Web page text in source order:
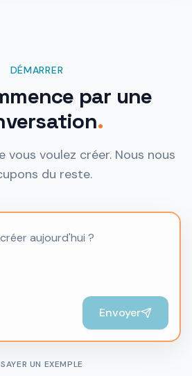
DÉMARRER
par une
.
vous voulez créer. Nous nous
du reste.
Envoyer
UN EXEMPLE